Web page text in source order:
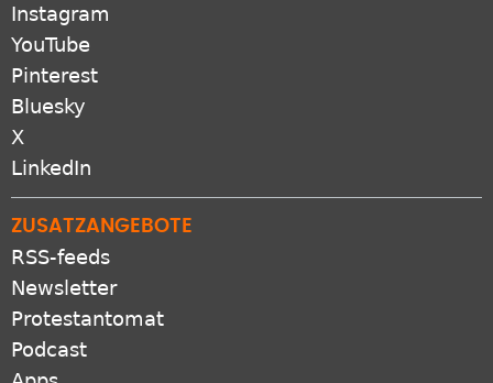
Instagram
YouTube
Pinterest
Bluesky
X
LinkedIn
ZUSATZANGEBOTE
RSS-feeds
Newsletter
Protestantomat
Podcast